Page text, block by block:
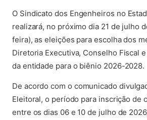
O Sindicato dos Engenheiros no
realizará, no próximo dia 21 de julho
feira), as eleições para escolha dos
Diretoria Executiva, Conselho Fiscal
da entidade para o biênio 2026-2028.
De acordo com o comunicado
Eleitoral, o período para inscrição de
entre os dias 06 e 10 de julho de